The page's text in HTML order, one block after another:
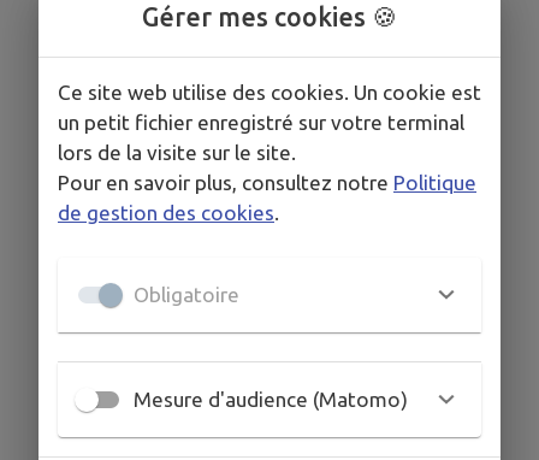
Gérer mes cookies 🍪
Ce site web utilise des cookies. Un cookie est
un petit fichier enregistré sur votre terminal
lors de la visite sur le site.
Pour en savoir plus, consultez notre Politique
de gestion des cookies
Obligatoire
Mesure d'audience (Matomo)